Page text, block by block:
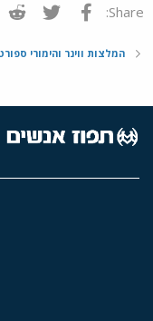
Share: פייסבוק Twitter
המלצות ווינר והימורי